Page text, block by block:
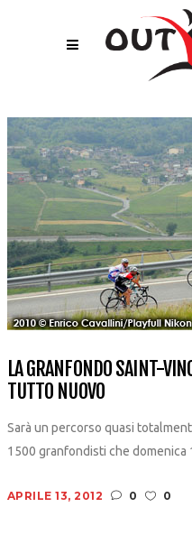
LA GRANFONDO SAINT-
TUTTO NUOVO
Sarà un percorso quasi
1500 granfondisti che domenica
APRILE 13, 2012 0 0